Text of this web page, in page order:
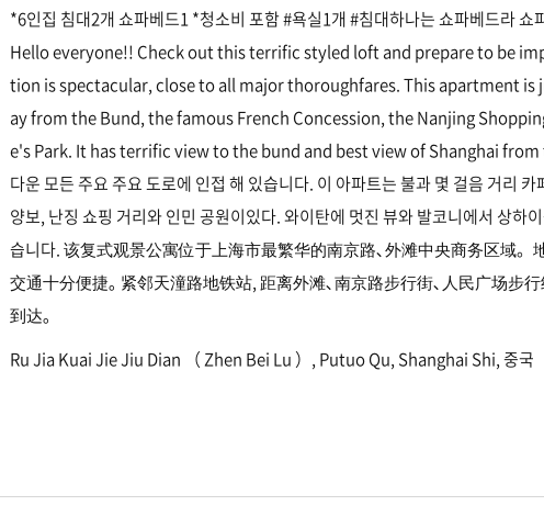
*6인집 침대2개 쇼파베드1 *청소비 포함 #욕실1개 #침대하나는 쇼파베드라 쇼
Hello everyone!! Check out this terrific styled loft and prepare to be
tion is spectacular, close to all major thoroughfares. This apartment is
ay from the Bund, the famous French Concession, the Nanjing
e's Park. It has terrific view to the bund and best view of Shanghai from
다운 모든 주요 주요 도로에 인접 해 있습니다. 이 아파트는 불과 몇 걸음 거리
양보, 난징 쇼핑 거리와 인민 공원이있다. 와이탄에 멋진 뷰와 발코니에서 상하
습니다. 该复式观景公寓位于上海市最繁华的南京路､外滩中央商务区域。
交通十分便捷｡ 紧邻天潼路地铁站, 距离外滩､南京路步行街､人民广场步
到达｡
Ru Jia Kuai Jie Jiu Dian （ Zhen Bei Lu ）, Putuo Qu, Shanghai Shi, 중국